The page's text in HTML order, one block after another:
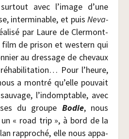
avec l’image d’une
inter­mi­nable, et puisNeva­
par Laure de Cler­mont-
de pri­son et wes­tern qui
au dres­sage de che­vaux
Pour l’heure,
a mon­tré qu’elle pou­vait
l’indomptable, avec
du groupe Bodie, nous
« road trip », à bord de la
rap­pro­ché, elle nous appa­